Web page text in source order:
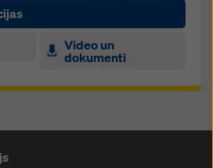
vienmēr ir liels izaicinājums. Doka
Video un
dokumenti